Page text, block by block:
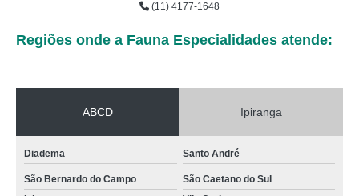
(11) 4177-1648
Regiões onde a Fauna Especialidades atende:
ABCD Ipiranga
Diadema Santo André
São Bernardo do Campo
São Caetano do Sul